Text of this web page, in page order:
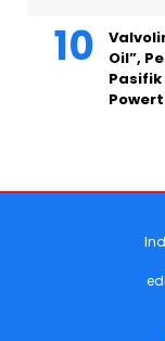
Oil”,